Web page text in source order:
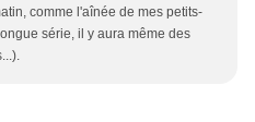
comme l'aînée de mes petits-
série, il y aura même des